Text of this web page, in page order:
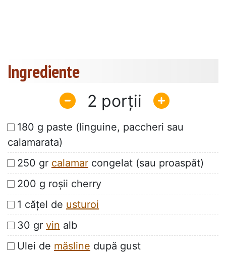
Ingrediente
2
180 g paste (linguine, paccheri sau
calamarata)
250 gr calamar congelat (sau proaspăt)
200 g roșii cherry
1 cățel de usturoi
30 gr vin alb
Ulei de măsline după gust